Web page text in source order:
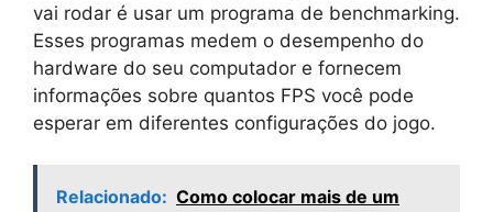
vai rodar é usar um programa de benchmarking.
Esses programas medem o desempenho do
hardware do seu computador e fornecem
informações sobre quantos FPS você pode
esperar em diferentes configurações do jogo.
Relacionado: Como colocar mais de um